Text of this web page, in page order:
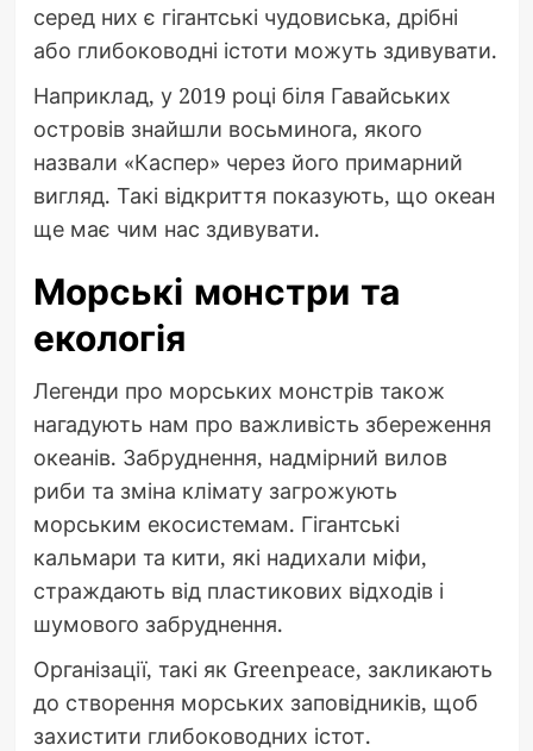
серед них є гігантські чудовиська, дрібні
або глибоководні істоти можуть здивувати.
Наприклад, у 2019 році біля Гавайських
островів знайшли восьминога, якого
назвали «Каспер» через його примарний
вигляд. Такі відкриття показують, що океан
ще має чим нас здивувати.
Морські монстри та
екологія
Легенди про морських монстрів також
нагадують нам про важливість збереження
океанів. Забруднення, надмірний вилов
риби та зміна клімату загрожують
морським екосистемам. Гігантські
кальмари та кити, які надихали міфи,
страждають від пластикових відходів і
шумового забруднення.
Організації, такі як Greenpeace, закликають
до створення морських заповідників, щоб
захистити глибоководних істот.